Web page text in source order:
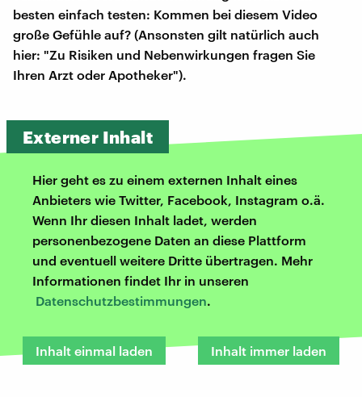
besten einfach testen: Kommen bei diesem Video
große Gefühle auf? (Ansonsten gilt natürlich auch
hier: "Zu Risiken und Nebenwirkungen fragen Sie
Ihren Arzt oder Apotheker").
Externer Inhalt
Hier geht es zu einem externen Inhalt eines
Anbieters wie Twitter, Facebook, Instagram o.ä.
Wenn Ihr diesen Inhalt ladet, werden
personenbezogene Daten an diese Plattform
und eventuell weitere Dritte übertragen. Mehr
Informationen findet Ihr in unseren
Datenschutzbestimmungen.
Inhalt einmal laden Inhalt immer laden